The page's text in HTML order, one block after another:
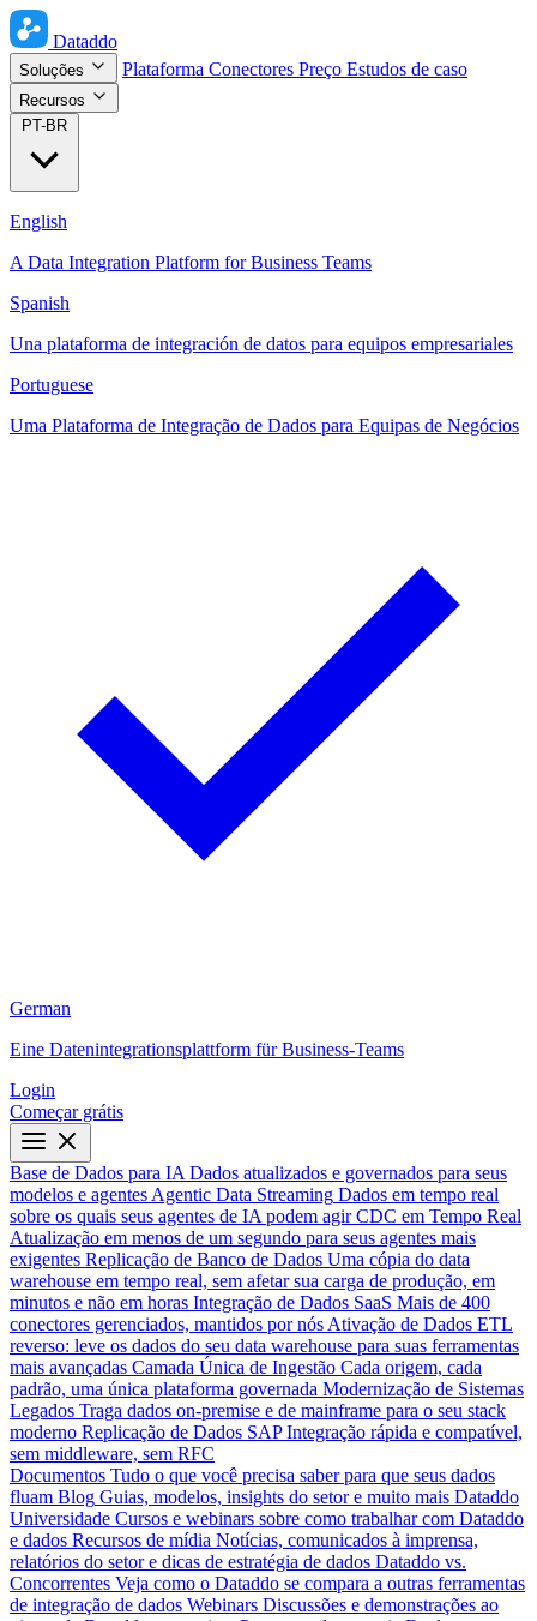
Dataddo
Soluções Plataforma Conectores Preço Estudos de caso
Recursos
PT-BR
English
A Data Integration Platform for Business Teams
Spanish
Una plataforma de integración de datos para equipos empresariales
Portuguese
Uma Plataforma de Integração de Dados para Equipas de Negócios
German
Eine Datenintegrationsplattform für Business-Teams
Login
Começar grátis
Base de Dados para IA Dados atualizados e governados para seus
modelos e agentes Agentic Data Streaming Dados em tempo real
sobre os quais seus agentes de IA podem agir CDC em Tempo Real
Atualização em menos de um segundo para seus agentes mais
exigentes Replicação de Banco de Dados Uma cópia do data
warehouse em tempo real, sem afetar sua carga de produção, em
minutos e não em horas Integração de Dados SaaS Mais de 400
conectores gerenciados, mantidos por nós Ativação de Dados ETL
reverso: leve os dados do seu data warehouse para suas ferramentas
mais avançadas Camada Única de Ingestão Cada origem, cada
padrão, uma única plataforma governada Modernização de Sistemas
Legados Traga dados on-premise e de mainframe para o seu stack
moderno Replicação de Dados SAP Integração rápida e compatível,
sem middleware, sem RFC
Documentos Tudo o que você precisa saber para que seus dados
fluam Blog Guias, modelos, insights do setor e muito mais Dataddo
Universidade Cursos e webinars sobre como trabalhar com Dataddo
e dados Recursos de mídia Notícias, comunicados à imprensa,
relatórios do setor e dicas de estratégia de dados Dataddo vs.
Concorrentes Veja como o Dataddo se compara a outras ferramentas
de integração de dados Webinars Discussões e demonstrações ao